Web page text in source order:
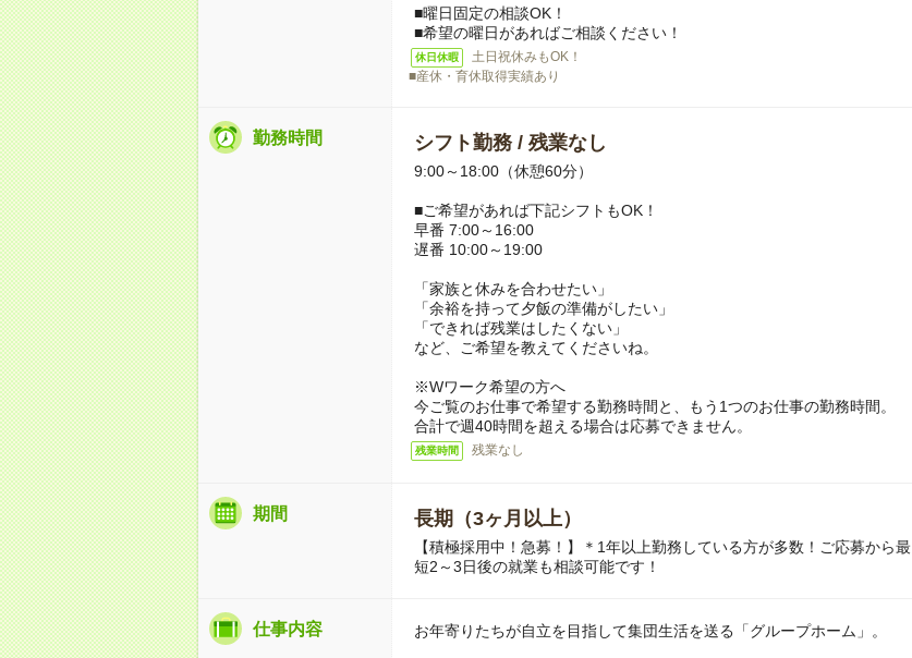
■曜日固定の相談OK！
■希望の曜日があればご相談ください！
休日休暇
土日祝休みもOK！
■産休・育休取得実績あり
勤務時間 シフト勤務 / 残業なし
9:00～18:00（休憩60分）
■ご希望があれば下記シフトもOK！
早番 7:00～16:00
遅番 10:00～19:00
「家族と休みを合わせたい」
「余裕を持って夕飯の準備がしたい」
「できれば残業はしたくない」
など、ご希望を教えてくださいね。
※Wワーク希望の方へ
今ご覧のお仕事で希望する勤務時間と、もう1つのお仕事の勤務時間。
合計で週40時間を超える場合は応募できません。
残業時間 残業なし
期間 長期（3ヶ月以上）
【積極採用中！急募！】＊1年以上勤務している方が多数！ご応募から最
短2～3日後の就業も相談可能です！
仕事内容 お年寄りたちが自立を目指して集団生活を送る「グループホーム」。